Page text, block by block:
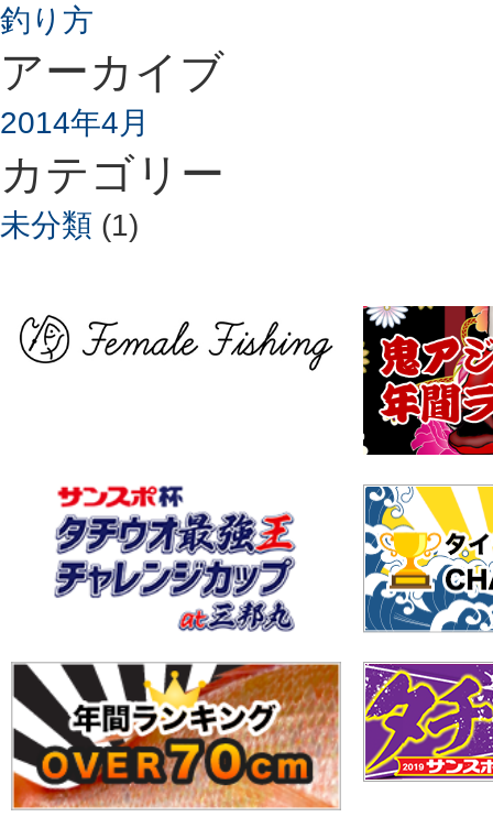
釣り方
アーカイブ
2014年4月
カテゴリー
未分類 (1)